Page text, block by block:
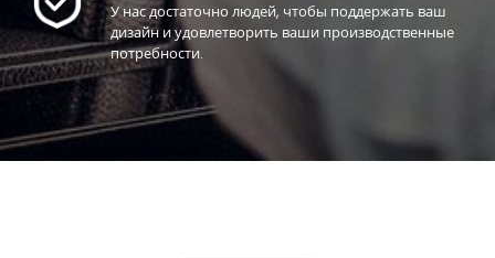
У нас достаточно людей, чтобы поддержать ваш
дизайн и удовлетворить ваши производственные
потребности.